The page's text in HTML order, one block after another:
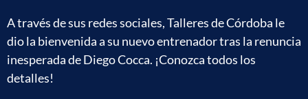
A través de sus redes sociales, Talleres de Córdoba le
dio la bienvenida a su nuevo entrenador tras la renuncia
inesperada de Diego Cocca. ¡Conozca todos los
detalles!